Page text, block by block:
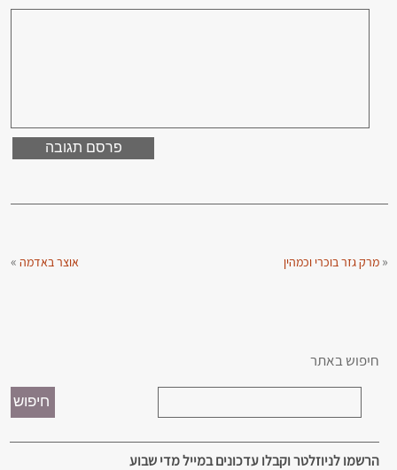
« מרק גזר בוכרי וכמהין אוצר באדמה»
חיפוש באתר
הרשמו לניוזלטר וקבלו עדכונים במייל מדי שבוע